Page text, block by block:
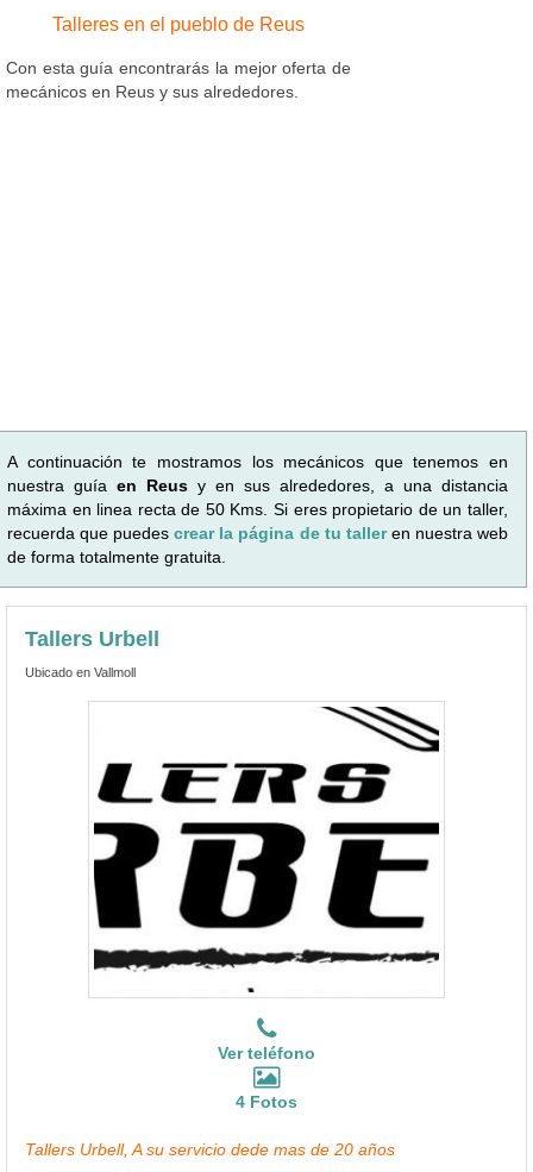
Talleres en el pueblo de Reus
Con esta guía encontrarás la mejor oferta de
mecánicos en Reus y sus alrededores.
A continuación te mostramos los mecánicos que tenemos en
nuestra guía en Reus y en sus alrededores, a una distancia
máxima en linea recta de 50 Kms. Si eres propietario de un taller,
recuerda que puedescrear la página de tu talleren nuestra web
de forma totalmente gratuita.
Tallers Urbell
Ubicado en Vallmoll
Ver teléfono
4 Fotos
Tallers Urbell, A su servicio dede mas de 20 años